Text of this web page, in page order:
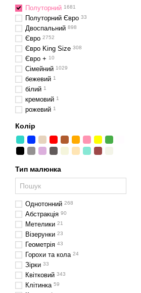
Полуторний 1681
Полуторний Євро 33
Двоспальний 898
Євро 2752
Євро King Size 308
Євро + 10
Сімейний 1029
бежевий 1
білий 1
кремовий 1
рожевий 1
Колір
Тип малюнка
Однотонний 268
Абстракція 90
Метелики 21
Візерунки 23
Геометрія 43
Горохи та кола 24
Зірки 33
Квітковий 343
Клітинка 59